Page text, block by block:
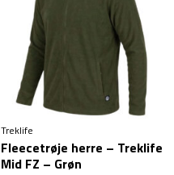
Treklife
Fleecetrøje herre – Treklife
Mid FZ – Grøn